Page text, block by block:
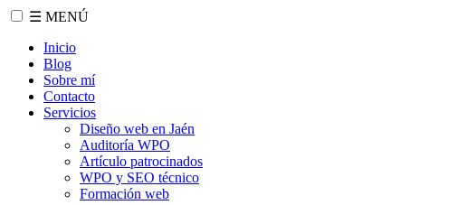
☰ MENÚ
Inicio
Blog
Sobre mí
Contacto
Servicios
Diseño web en Jaén
Auditoría WPO
Artículo patrocinados
WPO y SEO técnico
Formación web